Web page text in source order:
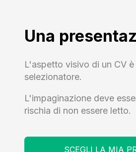
Una
L'aspetto visivo di un CV
selezionatore.
L'impaginazione deve
rischia di non essere letto.
SCEGLI LA MIA